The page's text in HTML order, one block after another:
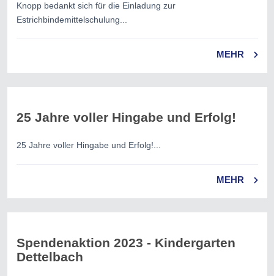
Knopp bedankt sich für die Einladung zur
Estrichbindemittelschulung...
MEHR
25 Jahre voller Hingabe und Erfolg!
25 Jahre voller Hingabe und Erfolg!...
MEHR
Spendenaktion 2023 - Kindergarten
Dettelbach